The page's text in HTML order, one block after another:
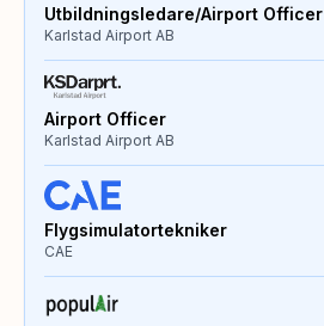
Utbildningsledare/Airport Officer
Karlstad Airport AB
Airport Officer
Karlstad Airport AB
Flygsimulatortekniker
CAE